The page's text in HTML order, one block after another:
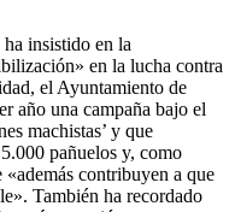
insistido en la
en la lucha contra
el Ayuntamiento de
año una campaña bajo el
machistas’ y que
pañuelos y, como
contribuyen a que
También ha recordado